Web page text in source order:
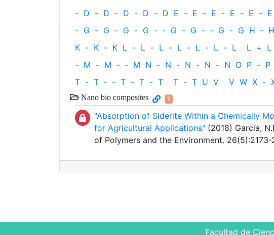
- D - D - D - D - D E - E - E - E - E - E
- G - G - G - G - ‐ G - G - ‐ G - G H ‐ H
K - K - K L - L - L - L - L - L - L L + L
- M - M - ‐ M N - N - N - N - N O P - P
T - T ‐ - T - T - T T - T U V V W X -
Nano bio composites 1
"Absorption of Siderite Within a Chemically
for Agricultural Applications" (2018) Garcia,
of Polymers and the Environment. 26(5):2173-
Facultad de